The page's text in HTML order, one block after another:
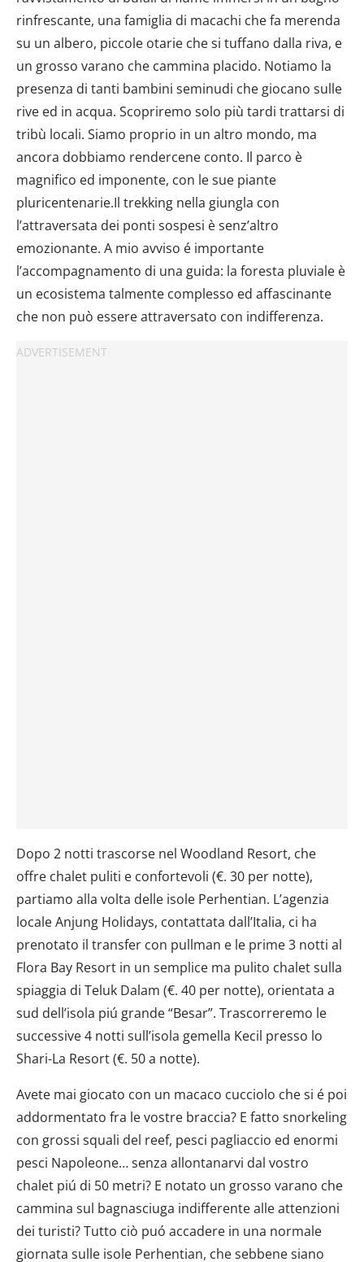
rinfrescante, una famiglia di macachi che fa merenda
su un albero, piccole otarie che si tuffano dalla riva, e
un grosso varano che cammina placido. Notiamo la
presenza di tanti bambini seminudi che giocano sulle
rive ed in acqua. Scopriremo solo più tardi trattarsi di
tribù locali. Siamo proprio in un altro mondo, ma
ancora dobbiamo rendercene conto. Il parco è
magnifico ed imponente, con le sue piante
pluricentenarie.Il trekking nella giungla con
l’attraversata dei ponti sospesi è senz’altro
emozionante. A mio avviso é importante
l’accompagnamento di una guida: la foresta pluviale è
un ecosistema talmente complesso ed affascinante
che non può essere attraversato con indifferenza.
Dopo 2 notti trascorse nel Woodland Resort, che
offre chalet puliti e confortevoli (€. 30 per notte),
partiamo alla volta delle isole Perhentian. L’agenzia
locale Anjung Holidays, contattata dall’Italia, ci ha
prenotato il transfer con pullman e le prime 3 notti al
Flora Bay Resort in un semplice ma pulito chalet sulla
spiaggia di Teluk Dalam (€. 40 per notte), orientata a
sud dell’isola piú grande “Besar”. Trascorreremo le
successive 4 notti sull’isola gemella Kecil presso lo
Shari-La Resort (€. 50 a notte).
Avete mai giocato con un macaco cucciolo che si é poi
addormentato fra le vostre braccia? E fatto snorkeling
con grossi squali del reef, pesci pagliaccio ed enormi
pesci Napoleone… senza allontanarvi dal vostro
chalet piú di 50 metri? E notato un grosso varano che
cammina sul bagnasciuga indifferente alle attenzioni
dei turisti? Tutto ciò puó accadere in una normale
giornata sulle isole Perhentian, che sebbene siano